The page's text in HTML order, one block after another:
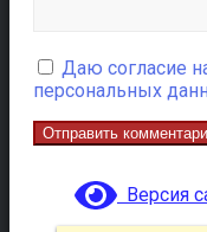
Даю согласие
персональных
Версия